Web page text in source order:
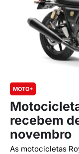
MOTO+
recebem
novembro
As motocicletas